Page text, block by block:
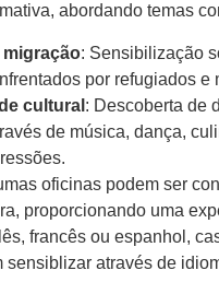
abordando temas
migração: Sensibilização
por refugiados e
cultural : Descoberta de
de música, dança,
oficinas podem ser
proporcionando uma
francês ou espanhol,
sensiblizar através de